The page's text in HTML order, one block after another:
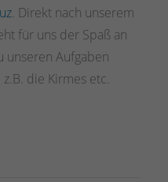
. Direkt nach unserem
für uns der Spaß an
unseren Aufgaben
die Kirmes etc.